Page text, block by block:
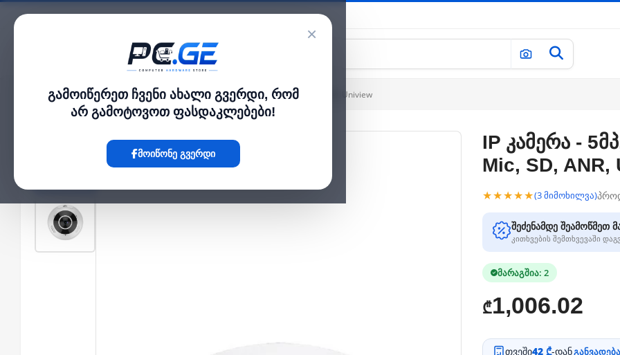
×
გამოიწერეთ ჩვენი ახალი გვერდი, რომ
არ გამოტოვოთ ფასდაკლებები!
მოიწონე გვერდი
კატალოგი
მთავარი›გარე IP კამერები›IP კამერა - 5მპ, 1.4მმ, Fisheye, IK10, 360°, Mic, SD, ANR, Uniview
IP კამერა -
Mic, SD, ANR,
★★★★★(3 მიმოხილვა)
შეძენამდე შეამოწმეთ
კითხვების შემთხვევაში
მარაგშია: 2
₾1,006.02
თვეში42 ₾-დანგანვადება